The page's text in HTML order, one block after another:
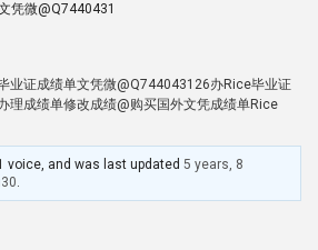
凭微@Q7440431
业证成绩单文凭微@Q744043126办Rice毕业证
理成绩单修改成绩@购买国外文凭成绩单Rice
voice, and was last updated5 years, 8
.